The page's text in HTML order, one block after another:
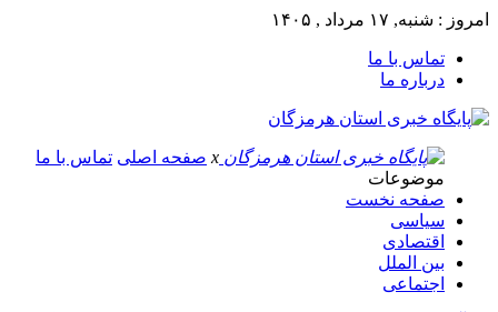
امروز : شنبه, ۱۷ مرداد , ۱۴۰۵
تماس با ما
درباره ما
x صفحه اصلی تماس با ما
موضوعات
صفحه نخست
سیاسی
اقتصادی
بین الملل
اجتماعی